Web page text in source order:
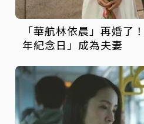
「華航林依晨」再婚了
年紀念日」成為夫妻